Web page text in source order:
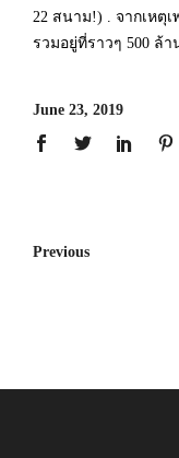
22 สนาม!) . จากเหตุ
รวมอยู่ที่ราวๆ 500 ล้
June 23, 2019
Previous